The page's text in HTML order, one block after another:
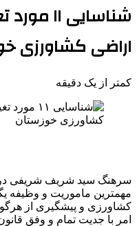
شناسایی
اراضی کشاورزی
کمتر از یک دقیقه
سرهنگ سید شریف شریفی در
مهمترین ماموریت و وظیفه
کشاورزی و پیشگیری از
امر با جدیت تمام و وفق